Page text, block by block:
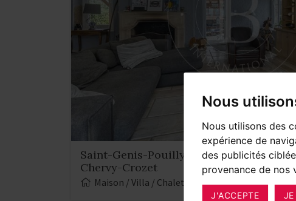
Nous
Nous utilisons des
expérience de
des publicités
provenance de nos
J'ACCEPTE JE
Saint-Genis-Pouilly - 01630 - Saint-
Chervy-Crozet
Maison / Villa / Chalet 341 m² 0